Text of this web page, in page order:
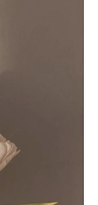
ないため
のバイン
？
密
らにアッ